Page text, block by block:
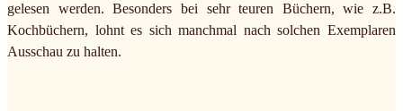
gelesen werden. Besonders bei sehr teuren Büchern, wie z.B.
Kochbüchern, lohnt es sich manchmal nach solchen Exemplaren
Ausschau zu halten.